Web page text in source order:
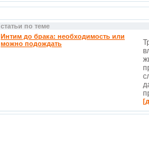
статьи по теме
Интим до брака: необходимость или
можно подождать